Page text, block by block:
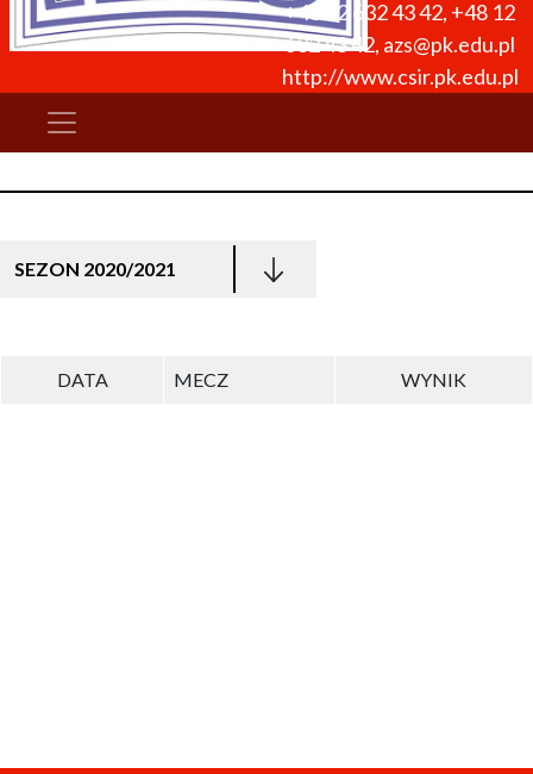
+48 12 632 43 42, +48 12
632 43 42, azs@pk.edu.pl
http://www.csir.pk.edu.pl
SEZON 2020/2021
DATA MECZ WYNIK